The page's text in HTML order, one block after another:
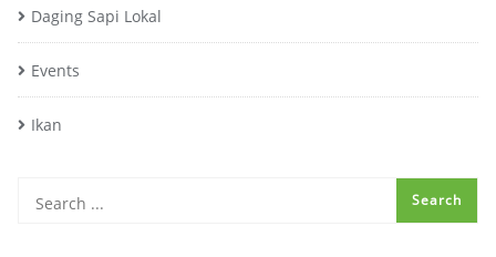
Daging Sapi Lokal
Events
Ikan